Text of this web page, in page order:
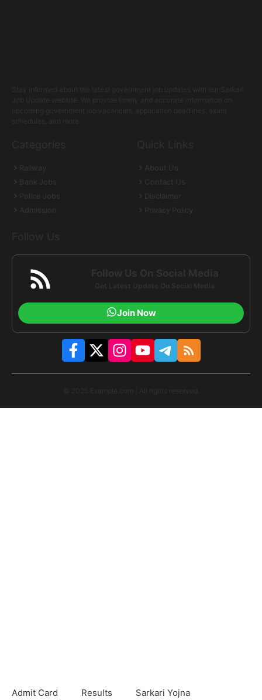
Join Now
Admit Card Results Sarkari Yojna